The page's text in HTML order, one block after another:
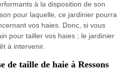
à la disposition de son
pour laquelle, ce jardinier pourra
vos haies. Donc, si vous
pour tailler vos haies ; le jardinier
à intervenir.
de taille de haie à Ressons